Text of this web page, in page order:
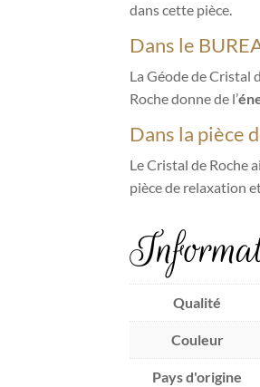
dans cette pièce.
Dans le
La Géode de Cristal
Roche donne de l’
Dans la pièce
Le Cristal de Roche
pièce de relaxation
Qualité
Couleur
Pays d'origine